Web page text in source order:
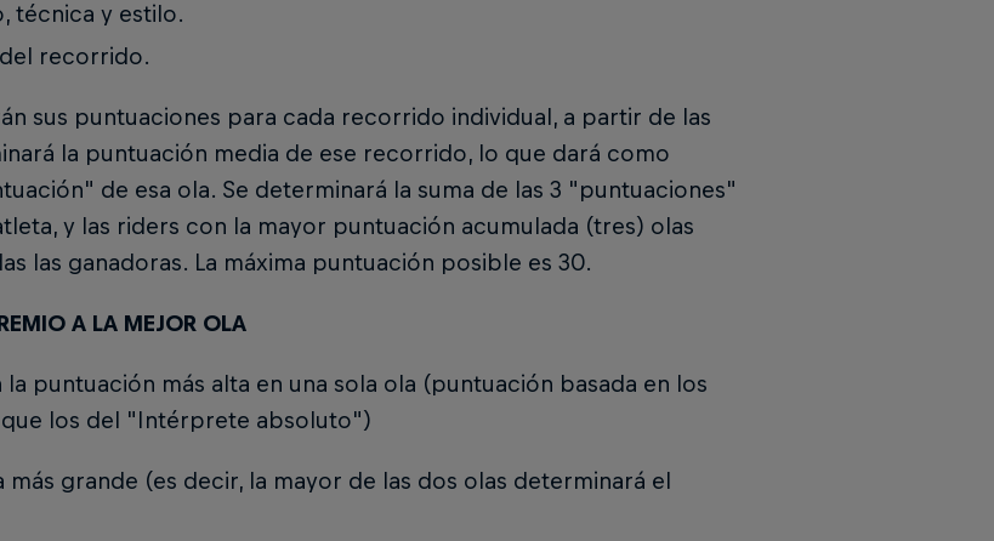
técnica y estilo.
del recorrido.
sus puntuaciones para cada recorrido individual, a partir de las
la puntuación media de ese recorrido, lo que dará como
de esa ola. Se determinará la suma de las 3 "puntuaciones"
y las riders con la mayor puntuación acumulada (tres) olas
las ganadoras. La máxima puntuación posible es 30.
A LA MEJOR OLA
puntuación más alta en una sola ola (puntuación basada en los
los del "Intérprete absoluto")
grande (es decir, la mayor de las dos olas determinará el